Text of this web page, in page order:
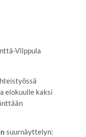
Vilppula
elokuulle kaksi
suurnäyttelyn: